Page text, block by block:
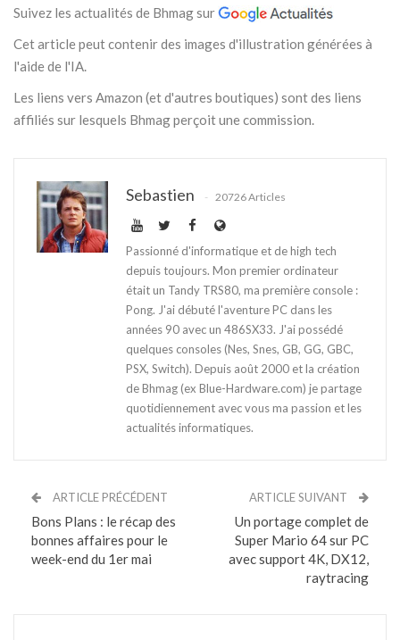
Suivez les actualités de Bhmag sur
Cet article peut contenir des images d'illustration générées à
l'aide de l'IA.
Les liens vers Amazon (et d'autres boutiques) sont des liens
affiliés sur lesquels Bhmag perçoit une commission.
Sebastien 20726 Articles
Passionné d'informatique et de high tech
depuis toujours. Mon premier ordinateur
était un Tandy TRS80, ma première console :
Pong. J'ai débuté l'aventure PC dans les
années 90 avec un 486SX33. J'ai possédé
quelques consoles (Nes, Snes, GB, GG, GBC,
PSX, Switch). Depuis août 2000 et la création
de Bhmag (ex Blue-Hardware.com) je partage
quotidiennement avec vous ma passion et les
actualités informatiques.
ARTICLE PRÉCÉDENT
Bons Plans : le récap des
bonnes affaires pour le
week-end du 1er mai
ARTICLE SUIVANT
Un portage complet de
Super Mario 64 sur PC
avec support 4K, DX12,
raytracing